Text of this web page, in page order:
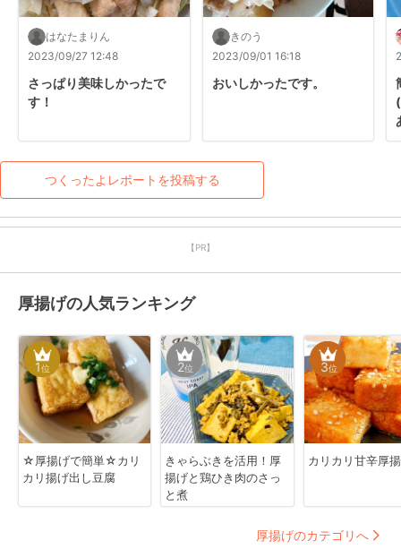
はなたまりん
2023/09/27 12:48
さっぱり美味しかったで
す！
きのう
2023/09/01 16:18
おいしかったです。
つくったよレポートを投稿する
【PR】
厚揚げの人気ランキング
1位
☆厚揚げで簡単☆カリ
カリ揚げ出し豆腐
2位
きゃらぶきを活用！厚
揚げと鶏ひき肉のさっ
と煮
3位
カリカリ甘辛厚
厚揚げのカテゴリへ